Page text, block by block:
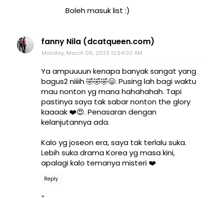
Boleh masuk list :)
fanny Nila (dcatqueen.com)
Monday, March 06, 2023 12:54:00 AM
Ya ampuuuun kenapa banyak sangat yang
bagus2 niiiih 🤣🤣🤣😄. Pusing lah bagi waktu
mau nonton yg mana hahahahah. Tapi
pastinya saya tak sabar nonton the glory
kaaaak ❤️😍. Penasaran dengan
kelanjutannya ada.
Kalo yg joseon era, saya tak terlalu suka.
Lebih suka drama Korea yg masa kini,
apalagi kalo temanya misteri ❤️
Reply